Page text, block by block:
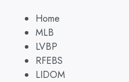
Home
MLB
LVBP
RFEBS
LIDOM